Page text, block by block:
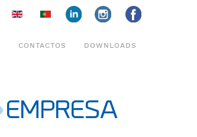
insta
CONTACTOS DOWNLOADS
EMPRESA